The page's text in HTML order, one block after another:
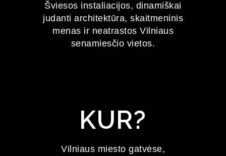
2027 m. sausio 22–24 d.
Šviesos instaliacijos, dinamiškai
judanti architektūra, skaitmeninis
menas ir neatrastos Vilniaus
senamiesčio vietos.
KUR?
Vilniaus miesto gatvėse,